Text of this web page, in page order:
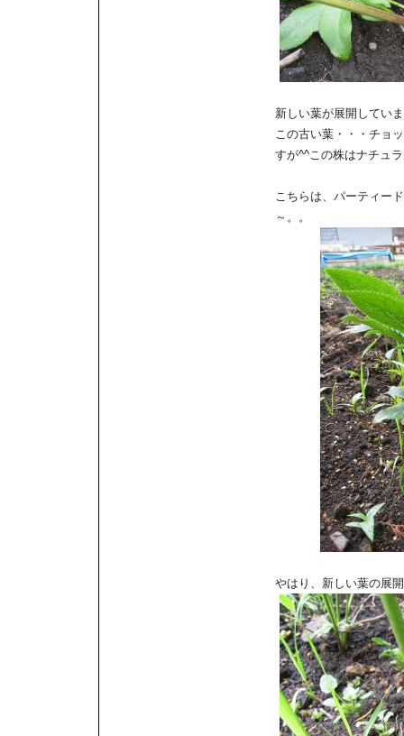
新しい葉が展開してい
この古い葉・・・チョ
すが^^この株はナチュ
こちらは、パーティー
～。。
やはり、新しい葉の展